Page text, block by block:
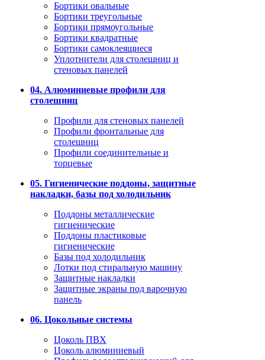
Бортики овальные
Бортики треугольные
Бортики прямоугольные
Бортики квадратные
Бортики самоклеящиеся
Уплотнители для столешниц и
стеновых панелей
04. Алюминиевые профили для
столешниц
Профили для стеновых панелей
Профили фронтальные для
столешниц
Профили соединительные и
торцевые
05. Гигиенические поддоны, защитные
накладки, базы под холодильник
Поддоны металлические
гигиенические
Поддоны пластиковые
гигиенические
Базы под холодильник
Лотки под стиральную машину
Защитные накладки
Защитные экраны под варочную
панель
06. Цокольные системы
Цоколь ПВХ
Цоколь алюминиевый